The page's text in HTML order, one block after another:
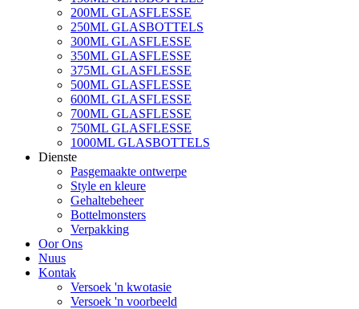
200ML GLASFLESSE
250ML GLASBOTTELS
300ML GLASFLESSE
350ML GLASFLESSE
375ML GLASFLESSE
500ML GLASFLESSE
600ML GLASFLESSE
700ML GLASFLESSE
750ML GLASFLESSE
1000ML GLASBOTTELS
Dienste
Pasgemaakte ontwerpe
Style en kleure
Gehaltebeheer
Bottelmonsters
Verpakking
Oor Ons
Nuus
Kontak
Versoek 'n kwotasie
Versoek 'n voorbeeld